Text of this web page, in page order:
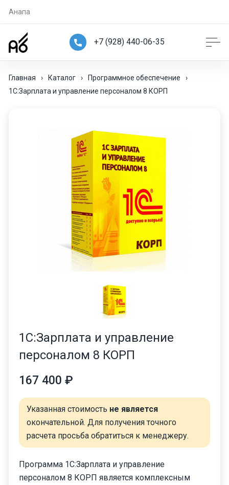
Анапа
+7 (928) 440-06-35
Главная › Каталог › Программное обеспечение
›
1С:Зарплата и управление персоналом 8 КОРП
1С:Зарплата и управление
персоналом 8 КОРП
167 400 ₽
Указанная стоимость не является
окончательной. Для получения точного
расчета просьба обратиться к менеджеру.
Программа 1С:Зарплата и управление
персоналом 8 КОРП является комплексным